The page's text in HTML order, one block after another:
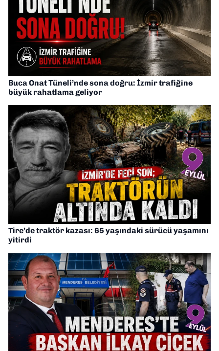
Buca Onat Tüneli’nde sona doğru: İzmir trafiğine
büyük rahatlama geliyor
Tire’de traktör kazası: 65 yaşındaki sürücü yaşamını
yitirdi